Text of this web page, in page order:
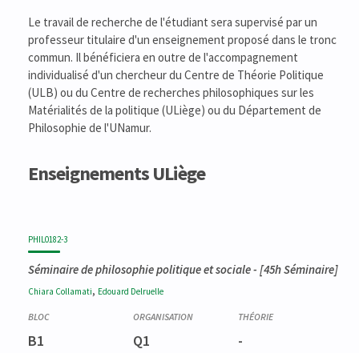
Le travail de recherche de l'étudiant sera supervisé par un
professeur titulaire d'un enseignement proposé dans le tronc
commun. Il bénéficiera en outre de l'accompagnement
individualisé d'un chercheur du Centre de Théorie Politique
(ULB) ou du Centre de recherches philosophiques sur les
Matérialités de la politique (ULiège) ou du Département de
Philosophie de l'UNamur.
Enseignements ULiège
PHIL0182-3
Séminaire de philosophie politique et sociale- [45h Séminaire]
Chiara Collamati, Edouard Delruelle
B1 Q1 -